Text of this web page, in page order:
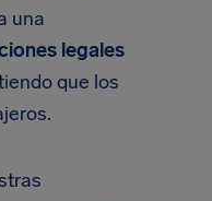
una
legales
que los